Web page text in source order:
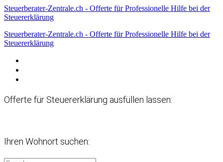
Steuerberater-Zentrale.ch - Offerte für Professionelle Hilfe bei der
Steuererklärung
Steuerberater-Zentrale.ch - Offerte für Professionelle Hilfe bei der
Steuererklärung
Offerte für Steuererklärung ausfüllen lassen:
Ihren Wohnort suchen: